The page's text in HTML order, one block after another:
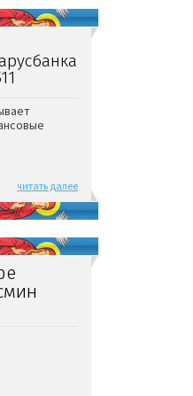
читать далее